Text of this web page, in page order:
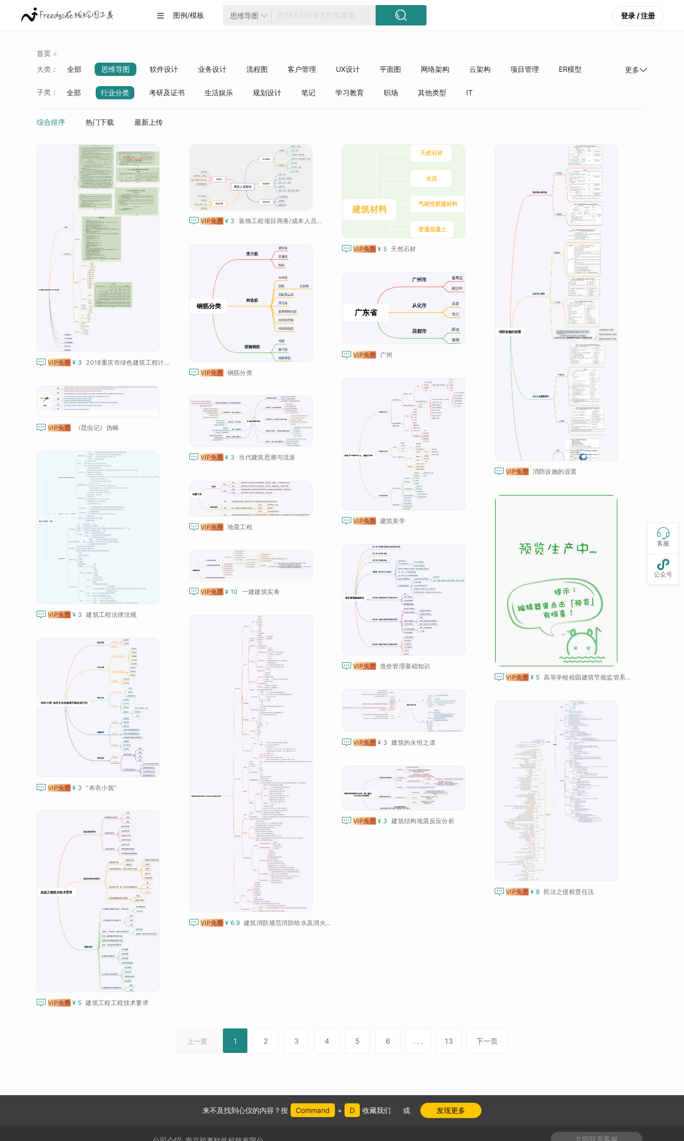
 图例/模板 
思维导图  登录 / 注册
首页 >
大类： 全部 思维导图 软件设计 业务设计 流程图 客户管理 UX设计 平面图 网络架构 云架构 项目管理
ER模型
生活/教育
更多
子类： 全部 行业分类 考研及证书 生活娱乐 规划设计 笔记 学习教育 职场 其他类型 IT
综合排序 热门下载 最新上传
 VIP免费 ¥ 3 2018重庆市绿色建筑工程计价定额
 VIP免费 ¥ 3 装饰工程项目商务/成本人员面试
 VIP免费 ¥ 5 天然石材
 VIP免费 消防设施的设置
 VIP免费 钢筋分类
 VIP免费 广州
 VIP免费 建筑美学
 VIP免费 《昆虫记》伪蝎
 VIP免费 ¥ 3 当代建筑思潮与流派
 VIP免费 ¥ 3 建筑工程法律法规
 VIP免费 地震工程
 VIP免费 ¥ 5 高等学校校园建筑节能监管系统建设技术导则
 VIP免费 造价管理基础知识
 VIP免费 ¥ 10 一建建筑实务
 VIP免费 ¥ 6.9 建筑消防规范消防给水及消火栓系统知识框架
 VIP免费 ¥ 3 “布衣小筑”
 VIP免费 ¥ 3 建筑的永恒之道
 VIP免费 ¥ 8 民法之侵权责任法
 VIP免费 ¥ 3 建筑结构地震反应分析
 VIP免费 ¥ 5 建筑工程工程技术要求
上一页 1 2 3 4 5 6 . . . 13 下一页
来不及找到心仪的内容？按 Command + D 收藏我们 或 发现更多
立即联系客服

客服

公众号